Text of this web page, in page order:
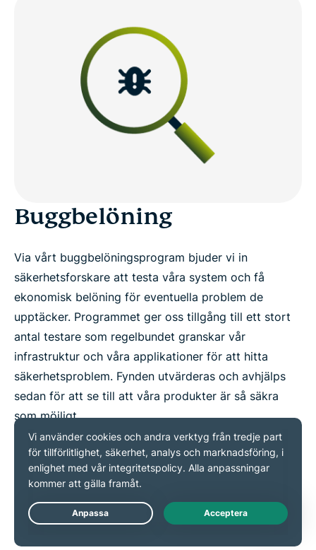
Buggbelöning
Via vårt buggbelöningsprogram bjuder vi in
säkerhetsforskare att testa våra system och få
ekonomisk belöning för eventuella problem de
upptäcker. Programmet ger oss tillgång till ett stort
antal testare som regelbundet granskar vår
infrastruktur och våra applikationer för att hitta
säkerhetsproblem. Fynden utvärderas och avhjälps
sedan för att se till att våra produkter är så säkra
som möjligt.
Programmets omfattning inkluderar sårbarheter i
våra VPN-servrar, våra appar och webbläsartillägg,
rapporterar buggar erbjuder vi fullständig immunitet i
enlighet med global bästa praxis inom
Live Chat